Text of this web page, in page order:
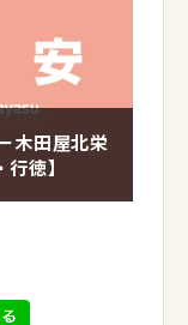
木田屋北栄
徳】